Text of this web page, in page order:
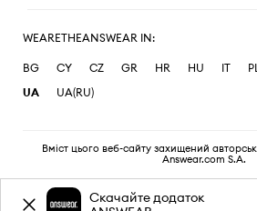
WEARETHEANSWEAR IN:
BG CY CZ GR HR HU IT PL
UA
UA(RU)
Вміст цього веб-сайту захищений
Answear.com S.A.
Скачайте додаток